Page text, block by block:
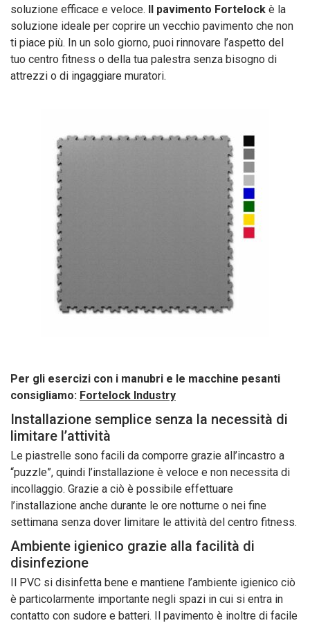
soluzione efficace e veloce. Il pavimento Fortelock è la
soluzione ideale per coprire un vecchio pavimento che non
ti piace più. In un solo giorno, puoi rinnovare l’aspetto del
tuo centro fitness o della tua palestra senza bisogno di
attrezzi o di ingaggiare muratori.
Per gli esercizi con i manubri e le macchine pesanti
consigliamo: Fortelock Industry
Installazione semplice senza la necessità di
limitare l’attività
Le piastrelle sono facili da comporre grazie all’incastro a
“puzzle”, quindi l’installazione è veloce e non necessita di
incollaggio. Grazie a ciò è possibile effettuare
l’installazione anche durante le ore notturne o nei fine
settimana senza dover limitare le attività del centro fitness.
Ambiente igienico grazie alla facilità di
disinfezione
Il PVC si disinfetta bene e mantiene l’ambiente igienico ciò
è particolarmente importante negli spazi in cui si entra in
contatto con sudore e batteri. Il pavimento è inoltre di facile